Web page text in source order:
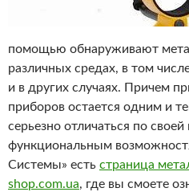
помощью обнаруживают
различных средах, в том
и в других случаях. Причем
приборов остается одним и
серьезно отличаться по
функциональным
Системы» есть страница
shop.com.ua, где вы смоете